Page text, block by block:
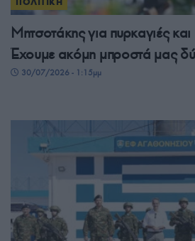
Μητσοτάκης για πυρκαγιές και
Έχουμε ακόμη μπροστά μας
30/07/2026 - 1:15μμ